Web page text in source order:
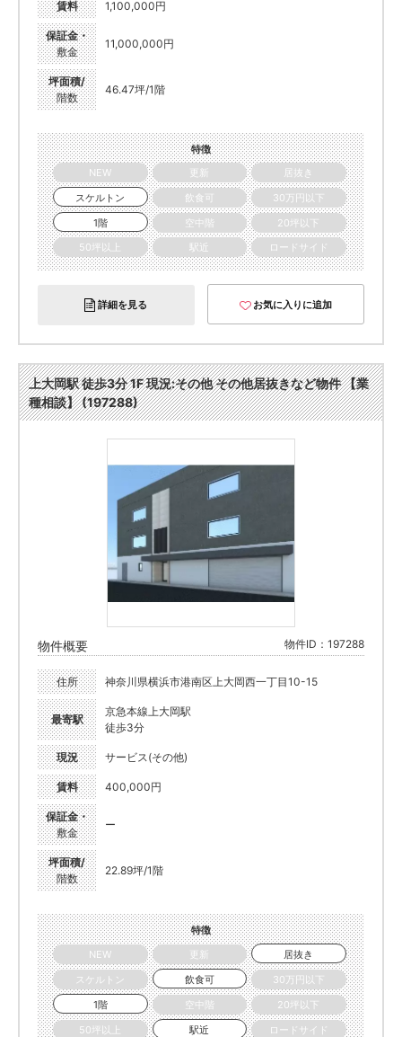
賃料 1,100,000円
保証金・
敷金
11,000,000円
坪面積/
階数
46.47坪/1階
特徴
NEW
更新
居抜き
スケルトン
飲食可
30万円以下
1階
空中階
20坪以下
50坪以上
駅近 ロードサイド
詳細を見る お気に入りに追加
上大岡駅 徒歩3分 1F 現況:その他 その他居抜きなど物件 【業
種相談】 (197288)
物件概要 物件ID：197288
住所 神奈川県横浜市港南区上大岡西一丁目10-15
最寄駅
京急本線上大岡駅
徒歩3分
現況 サービス(その他)
賃料 400,000円
保証金・
敷金
ー
坪面積/
階数
22.89坪/1階
特徴
NEW
更新
居抜き
スケルトン
飲食可
30万円以下
1階
空中階
20坪以下
50坪以上
駅近 ロードサイド